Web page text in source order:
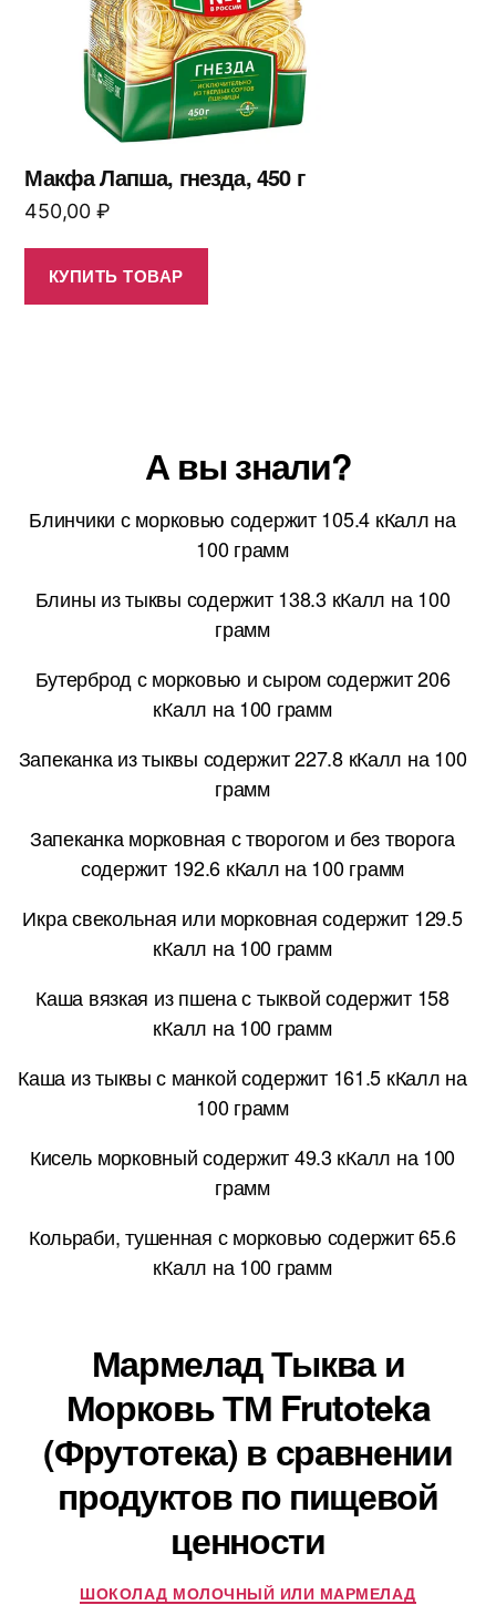
Макфа Лапша, гнезда, 450 г
450,00 ₽
КУПИТЬ ТОВАР
А вы знали?
Блинчики с морковью содержит 105.4 кКалл на
100 грамм
Блины из тыквы содержит 138.3 кКалл на 100
грамм
Бутерброд с морковью и сыром содержит 206
кКалл на 100 грамм
Запеканка из тыквы содержит 227.8 кКалл на 100
грамм
Запеканка морковная с творогом и без творога
содержит 192.6 кКалл на 100 грамм
Икра свекольная или морковная содержит 129.5
кКалл на 100 грамм
Каша вязкая из пшена с тыквой содержит 158
кКалл на 100 грамм
Каша из тыквы с манкой содержит 161.5 кКалл на
100 грамм
Кисель морковный содержит 49.3 кКалл на 100
грамм
Кольраби, тушенная с морковью содержит 65.6
кКалл на 100 грамм
Мармелад Тыква и
Морковь ТМ Frutoteka
(Фрутотека) в сравнении
продуктов по пищевой
ценности
ШОКОЛАД МОЛОЧНЫЙ ИЛИ МАРМЕЛАД